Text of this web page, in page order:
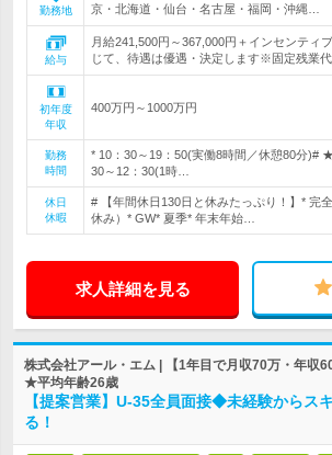
勤務地
京・北海道・仙台・名古屋・福岡・沖縄…
給与
月給241,500円～367,000円＋インセンティ
じて、待遇は優遇・決定します※固定残業
初年度
年収
400万円～1000万円
勤務
時間
* 10：30～19：50(実働8時間／休憩80分)#
30～12：30(1時…
休日
休暇
# 【年間休日130日と休みたっぷり！】* 完
休み）* GW* 夏季* 年末年始…
求人詳細を見る
株式会社アール・エム | 【1年目で月収70万・年収
★平均年齢26歳
【提案営業】U-35全員面接◆未経験からス
る！